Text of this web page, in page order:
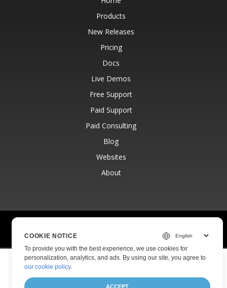
Products
New Releases
Pricing
Docs
Live Demos
Free Support
Paid Support
Paid Consulting
Blog
Websites
About
Privacy Policy
COOKIE NOTICE
To provide you with the best experience, we use cookies for
personalization, analytics, and ads. By using our site, you agree to
our cookie policy.
ACCEPT